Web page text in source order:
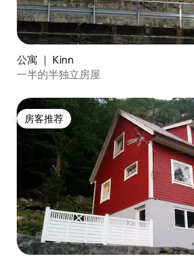
公寓 ｜ Kinn
一半的半独立房屋
房客推荐
房客推荐